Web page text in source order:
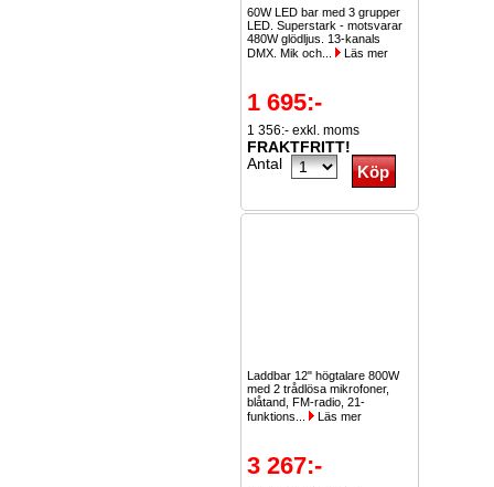
60W LED bar med 3 grupper
LED. Superstark - motsvarar
480W glödljus. 13-kanals
DMX. Mik och...
Läs mer
1 695:-
1 356:- exkl. moms
FRAKTFRITT!
Antal
Laddbar 12" högtalare 800W
med 2 trådlösa mikrofoner,
blåtand, FM-radio, 21-
funktions...
Läs mer
3 267:-